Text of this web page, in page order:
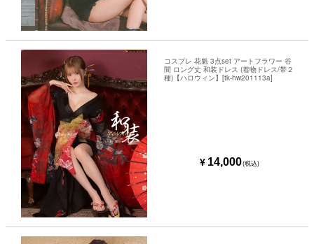
コスプレ 花魁 3点set アートフラワー 谷
間 ロング丈 和装ドレス (着物ドレス/帯２
種)【ハロウィン】[tk-hw201113a]
¥ 14,000(税込)